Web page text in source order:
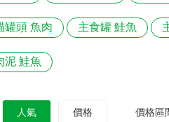
罐頭 魚肉 主食罐 鮭魚
泥 鮭魚
人氣 價格 價格區